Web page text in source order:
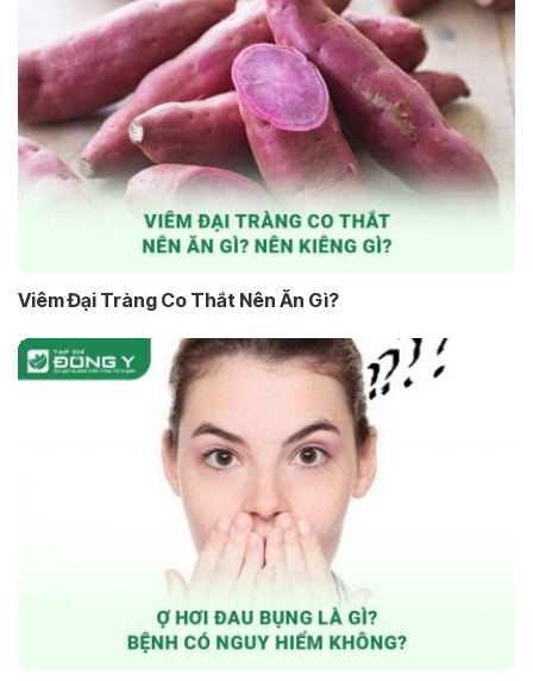
Viêm Đại Tràng Co Thắt Nên Ăn Gì?